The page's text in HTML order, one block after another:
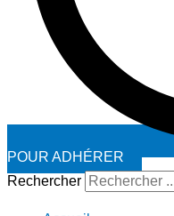
POUR ADHÉRER
Rechercher